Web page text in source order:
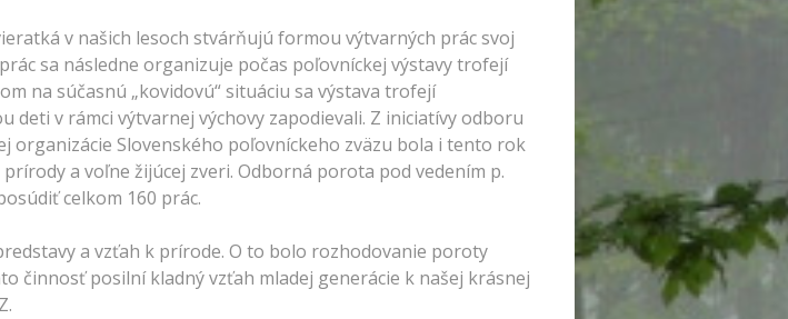
v našich lesoch stvárňujú formou výtvarných prác svoj
sa následne organizuje počas poľovníckej výstavy trofejí
na súčasnú „kovidovú“ situáciu sa výstava trofejí
v rámci výtvarnej výchovy zapodievali. Z iniciatívy odboru
organizácie Slovenského poľovníckeho zväzu bola i tento rok
a voľne žijúcej zveri. Odborná porota pod vedením p.
celkom 160 prác.
a vzťah k prírode. O to bolo rozhodovanie poroty
činnosť posilní kladný vzťah mladej generácie k našej krásnej